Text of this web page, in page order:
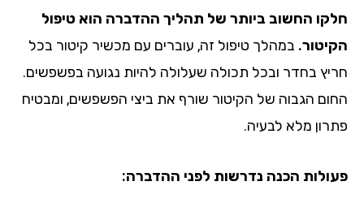
חלקו החשוב ביותר של תהליך ההדברה הוא טיפול
הקיטור. במהלך טיפול זה, עוברים עם מכשיר קיטור בכל
חריץ בחדר ובכל תכולה שעלולה להיות נגועה בפשפשים.
החום הגבוה של הקיטור שורף את ביצי הפשפשים, ומבטיח
פתרון מלא לבעיה.
פעולות הכנה נדרשות לפני ההדברה: